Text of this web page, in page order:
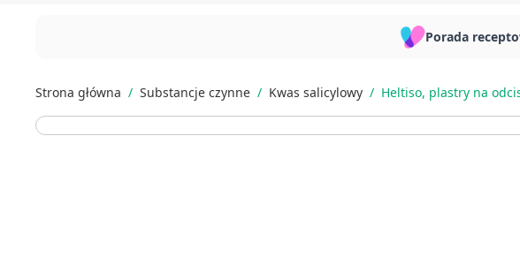
Porada
Strona główna / Substancje czynne / Kwas salicylowy / Heltiso, plastry na